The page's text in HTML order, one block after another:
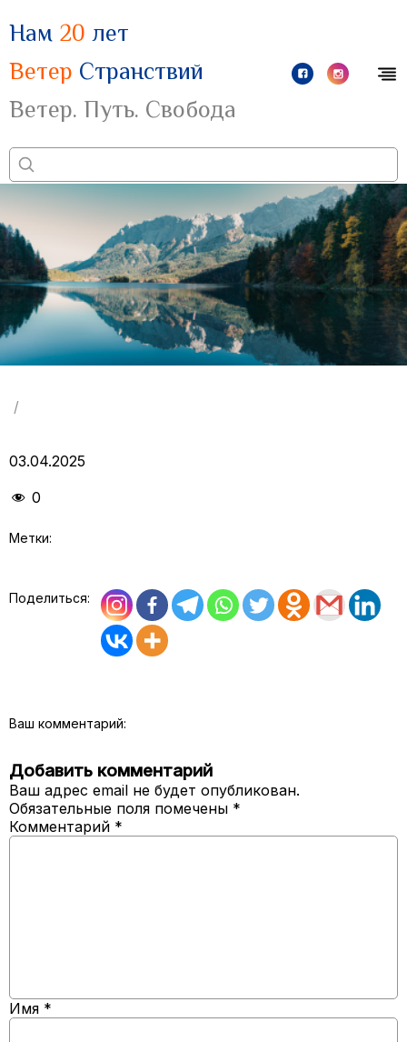
Нам 20 лет
Ветер Странствий
Ветер. Путь. Свобода
/
03.04.2025
0
Метки:
Поделиться:
Ваш комментарий:
Добавить комментарий
Ваш адрес email не будет опубликован.
Обязательные поля помечены *
Комментарий *
Имя *